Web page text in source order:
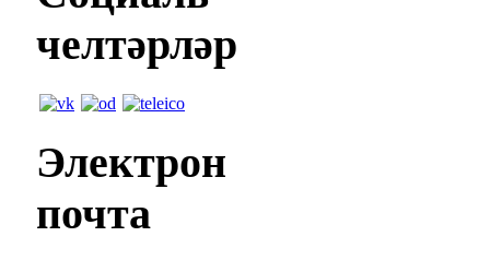
челтәрләр
Электрон
почта